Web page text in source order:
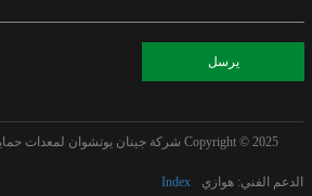
يرسل
Copyright © 2025 شركة جينان يوتشوان لمعدات
الدعم الفني: هوازي Index